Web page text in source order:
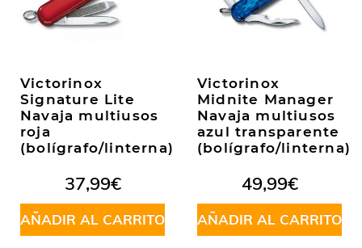
Victorinox
Signature Lite
Navaja multiusos
roja
(bolígrafo/linterna)
37,99€
AÑADIR AL CARRITO
Victorinox
Midnite Manager
Navaja multiusos
azul transparente
(bolígrafo/linterna)
49,99€
AÑADIR AL CARRITO